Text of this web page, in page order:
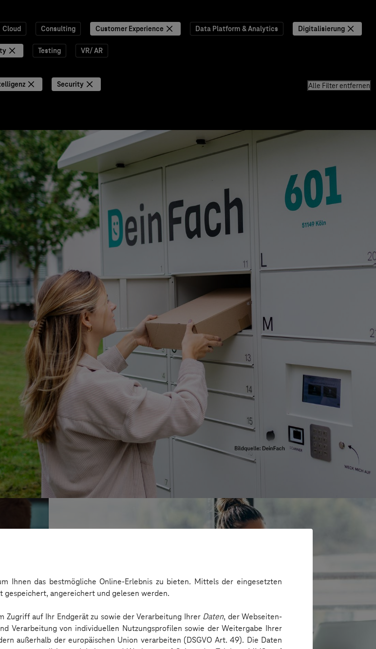
Ihnen das bestmögliche Online-Erlebnis zu bieten. Mittels der eingesetzten
angereichert und gelesen werden.
Zugriff auf Ihr Endgerät zu sowie der Verarbeitung Ihrer Daten, der Webseiten-
Verarbeitung von individuellen Nutzungsprofilen sowie der Weitergabe Ihrer
außerhalb der europäischen Union verarbeiten (DSGVO Art. 49). Die Daten
Cloud Consulting Customer Experience Data Platform & Analytics Digitalisierung
Testing VR/ AR
Security Alle Filter entfernen
BARMER